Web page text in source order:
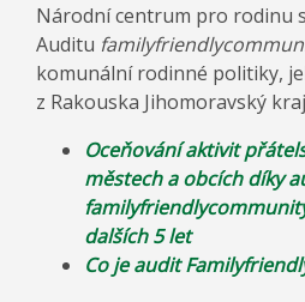
Národní centrum pro rodinu
Auditu
komunální rodinné politiky,
z Rakouska Jihomoravský
Oceňování aktivit
městech a obcích díky
dalších 5 let
Co je audit